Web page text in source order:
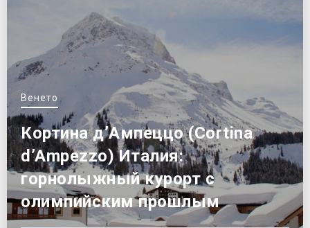
Венето
Кортина д’Ампеццо (Cortina
d’Ampezzo) Италия:
горнолыжный курорт с
олимпийским прошлым